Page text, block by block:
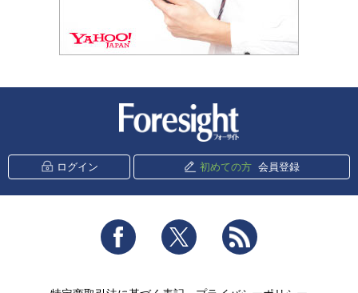
ログイン 初めての方 会員登録
Facebook Twitter